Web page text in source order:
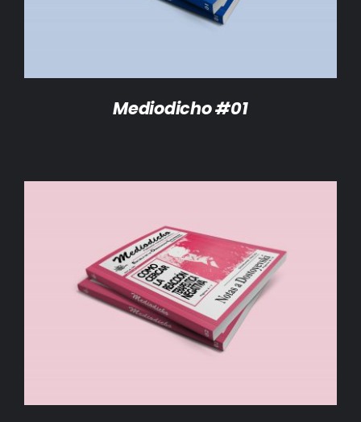
Mediodicho #01
AÑADIR AL CARRITO / DETALLES